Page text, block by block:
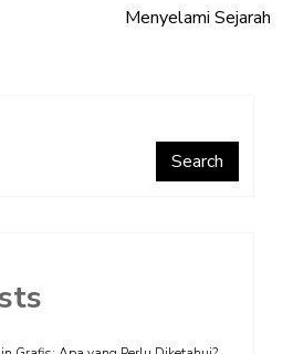
Menyelami Sejarah
Search